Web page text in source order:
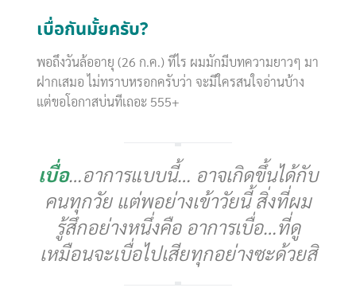
เบื่อกันมั้ยครับ?
พอถึงวันล้ออายุ (26 ก.ค.) ทีไร ผมมักมีบทความยาวๆ มา
ฝากเสมอ ไม่ทราบหรอกครับว่า จะมีใครสนใจอ่านบ้าง
แต่ขอโอกาสบ่นทีเถอะ 555+
เบื่อ…อาการแบบนี้… อาจเกิดขึ้นได้กับ
คนทุกวัย แต่พอย่างเข้าวัยนี้ สิ่งที่ผม
รู้สึกอย่างหนึ่งคือ อาการเบื่อ…ที่ดู
เหมือนจะเบื่อไปเสียทุกอย่างซะด้วยสิ